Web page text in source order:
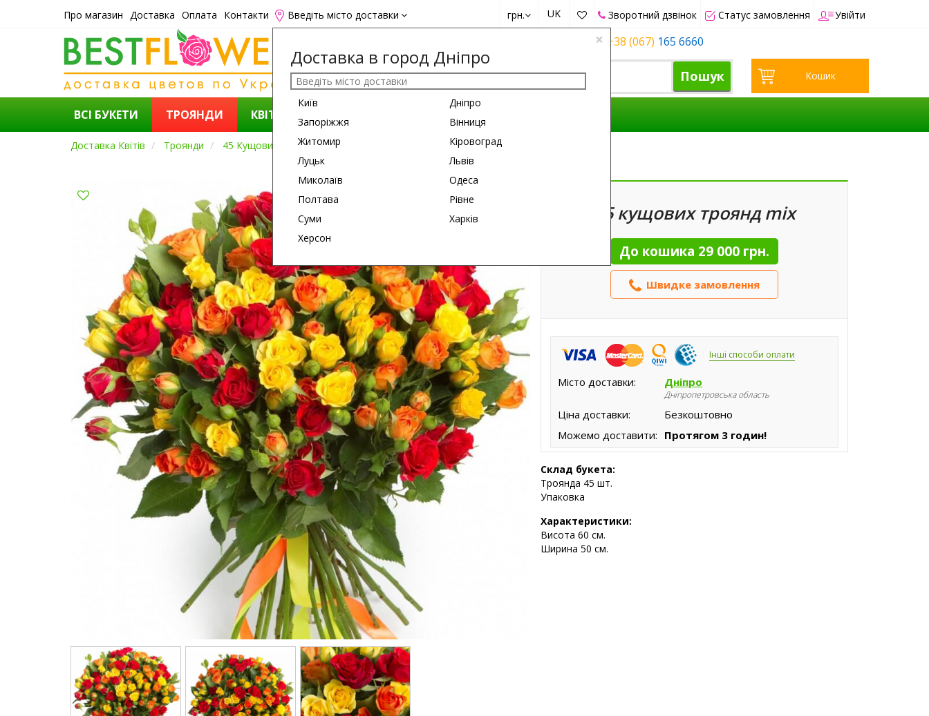
Про магазин Доставка Оплата Контакти Введіть місто доставки
×
Доставка в город Дніпро
Київ
Дніпро
Запоріжжя
Вінниця
Житомир
Кіровоград
Луцьк
Львів
Миколаїв
Одеса
Полтава
Рівне
Суми
Харків
Херсон
грн. UK Зворотний дзвінок Статус замовлення Увійти
+38 (067) 165 6660
Пошук Кошик
ВСІ БУКЕТИ ТРОЯНДИ КВІТИ
Доставка Квітів Троянди 45 Кущових Троянд Mix
50 см
45 кущових троянд mix
До кошика 29 000 грн.
Швидке замовлення
Інші способи оплати
Місто доставки: Дніпро
Дніпропетровська область
Ціна доставки:
Безкоштовно
Можемо доставити: Протягом 3 годин!
Склад букета:
Троянда 45 шт.
Упаковка
Характеристики:
Висота 60 см.
Ширина 50 см.